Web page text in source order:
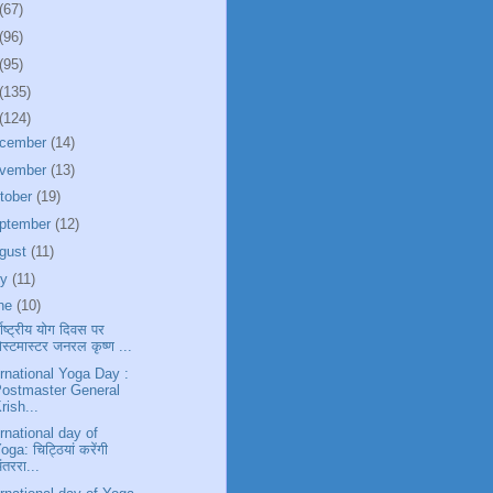
(67)
(96)
(95)
(135)
(124)
(14)
(13)
(19)
(12)
(11)
(11)
(10)
योग दिवस पर
जनरल कृष्ण ...
Yoga Day :
General
day of
चिट्ठियां करेंगी